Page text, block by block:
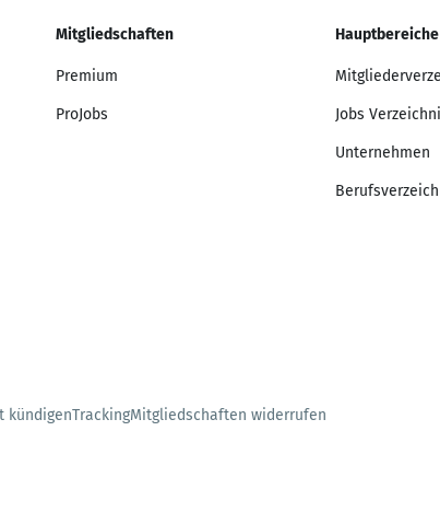
Mitgliedschaften
Premium
ProJobs
Hauptbereiche
Jobs
Unternehmen
kündigenTrackingMitgliedschaften widerrufen